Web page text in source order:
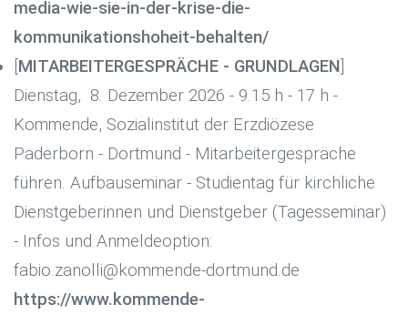
media-wie-sie-in-der-krise-die-
kommunikationshoheit-behalten/
MITARBEITERGESPRÄCHE - GRUNDLAGEN
Dienstag, 8. Dezember 2026 - 9.15 h - 17 h -
Kommende, Sozialinstitut der Erzdiözese
Paderborn - Dortmund - Mitarbeitergespräche
führen. Aufbauseminar - Studientag für kirchliche
Dienstgeberinnen und Dienstgeber (Tagesseminar)
- Infos und Anmeldeoption:
fabio.zanolli@kommende-dortmund.de
https://www.kommende-